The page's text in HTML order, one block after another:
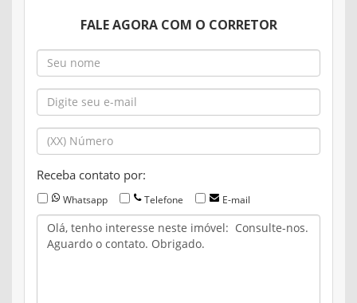
FALE AGORA COM O CORRETOR
Receba contato por:
Whatsapp Telefone E-mail